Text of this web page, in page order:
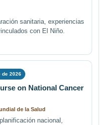
sanitaria, experiencias
con El Niño.
de 2026
on National Cancer
de la Salud
nacional,